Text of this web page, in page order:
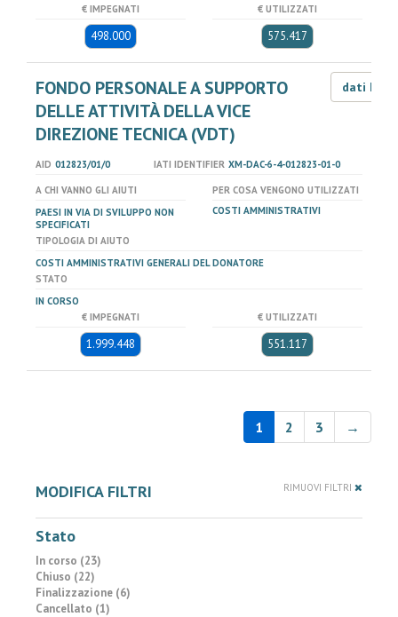
€ IMPEGNATI
498.000
€ UTILIZZATI
575.417
FONDO PERSONALE A SUPPORTO
DELLE ATTIVITÀ DELLA VICE
DIREZIONE TECNICA (VDT)
dati LOD
AID 012823/01/0 IATI IDENTIFIER XM-DAC-6-4-012823-01-0
A CHI VANNO GLI AIUTI
PAESI IN VIA DI SVILUPPO NON
SPECIFICATI
PER COSA VENGONO UTILIZZATI
COSTI AMMINISTRATIVI
TIPOLOGIA DI AIUTO
COSTI AMMINISTRATIVI GENERALI DEL DONATORE
STATO
IN CORSO
€ IMPEGNATI
1.999.448
€ UTILIZZATI
551.117
1 2 3 →
MODIFICA FILTRI RIMUOVI FILTRI
Stato
In corso (23)
Chiuso (22)
Finalizzazione (6)
Cancellato (1)